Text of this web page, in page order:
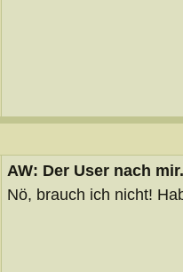
AW: Der User nach
Nö, brauch ich nicht!